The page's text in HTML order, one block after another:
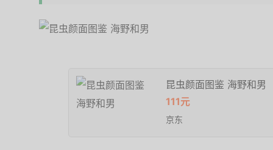
昆虫颜面图鉴 海野和男
111元
京东